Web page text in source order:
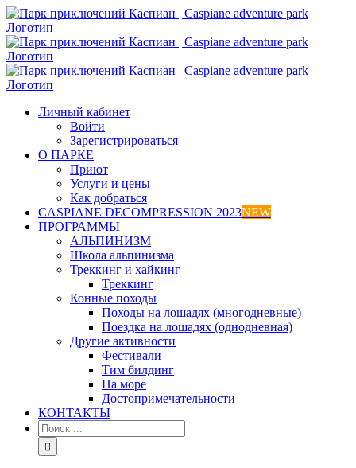
Skip
to
content
Личный кабинет
Войти
Зарегистрироваться
О ПАРКЕ
Приют
Услуги и цены
Как добраться
CASPIANE DECOMPRESSION 2023NEW
ПРОГРАММЫ
АЛЬПИНИЗМ
Школа альпинизма
Треккинг и хайкинг
Треккинг
Конные походы
Походы на лошадях (многодневные)
Поездка на лошадях (однодневная)
Другие активности
Фестивали
Тим билдинг
На море
Достопримечательности
КОНТАКТЫ
Результат
поиска: